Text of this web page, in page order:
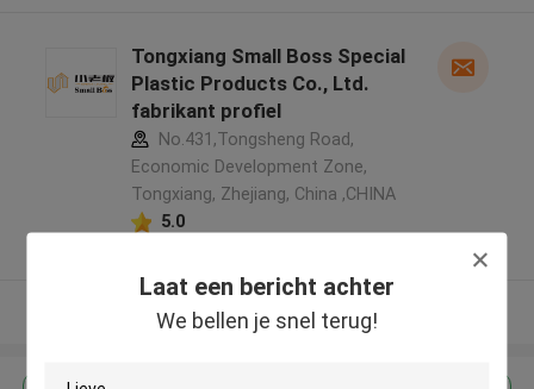
Laat een bericht achter
We bellen je snel terug!
Tongxiang Small Boss Special
Plastic Products Co., Ltd.
fabrikant profiel
No.431,Tongsheng Road,
Economic Development Zone,
Tongxiang, Zhejiang, China ,CHINA
5.0
Bekijk meer